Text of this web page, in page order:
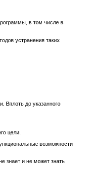
в том числе в
устранения таких
Вплоть до указанного
цели.
возможности
знает и не может знать